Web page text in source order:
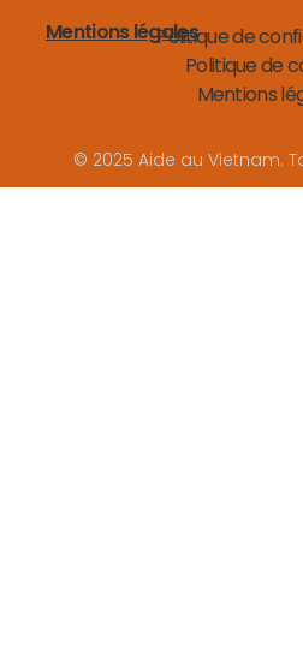
Mentions légalesPolitique de
Politique de
Mentions
© 2025 Aide au Vietnam.